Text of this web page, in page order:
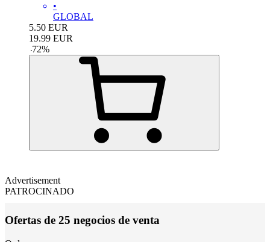
•
GLOBAL
5.50 EUR
19.99 EUR
-72%
Advertisement
PATROCINADO
Ofertas de 25 negocios de venta